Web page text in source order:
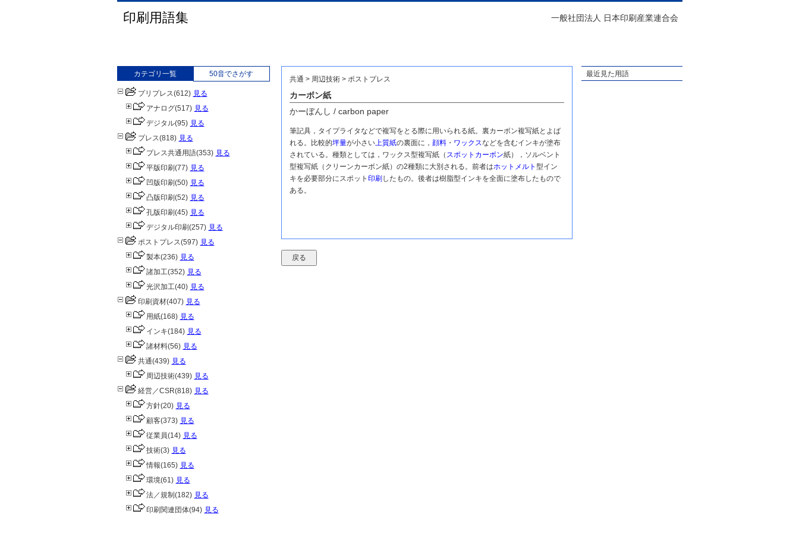
印刷用語集 一般社団法人 日本印刷産業連合会
カテゴリ一覧 50音でさがす
プリプレス(612) 見る
アナログ(517) 見る
デジタル(95) 見る
プレス(818) 見る
プレス共通用語(353) 見る
平版印刷(77) 見る
凹版印刷(50) 見る
凸版印刷(52) 見る
孔版印刷(45) 見る
デジタル印刷(257) 見る
ポストプレス(597) 見る
製本(236) 見る
諸加工(352) 見る
光沢加工(40) 見る
印刷資材(407) 見る
用紙(168) 見る
インキ(184) 見る
諸材料(56) 見る
共通(439) 見る
周辺技術(439) 見る
経営／CSR(818) 見る
方針(20) 見る
顧客(373) 見る
従業員(14) 見る
技術(3) 見る
情報(165) 見る
環境(61) 見る
法／規制 (182) 見る
印刷関連団体(94) 見る
共通 > 周辺技術 > ポストプレス
カーボン紙
かーぼんし / carbon paper
筆記具，タイプライタなどで複写をとる際に用いられる紙。裏カーボン複写紙とよば
れる。比較的坪量が小さい上質紙の裏面に， 顔料・ ワックスなどを含むインキが塗布
されている。種類としては，ワックス型複写紙（ スポットカーボン紙），ソルベント
型複写紙（クリーンカーボン紙）の2種類に大別される。前者はホットメルト 型イン
キを必要部分にスポット 印刷 したもの。後者は樹脂型インキを全面に塗布したもので
ある。
最近見た用語